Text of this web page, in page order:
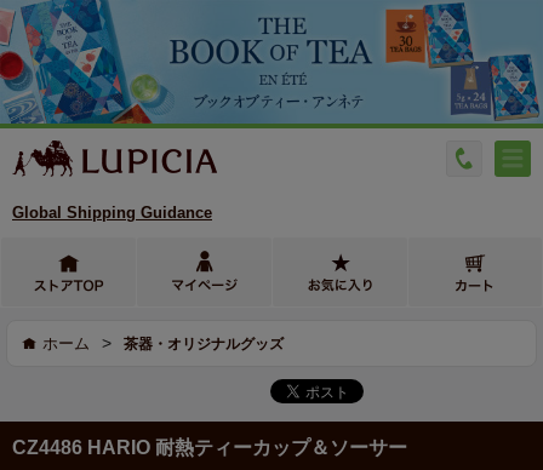
Global Shipping Guidance
ホーム > 茶器・オリジナルグッズ
CZ4486 HARIO 耐熱ティーカップ＆ソーサー